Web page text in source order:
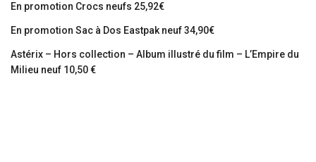
En promotion Crocs neufs 25,92€
En promotion Sac à Dos Eastpak neuf 34,90€
Astérix – Hors collection – Album illustré du film – L’Empire du
Milieu neuf 10,50 €